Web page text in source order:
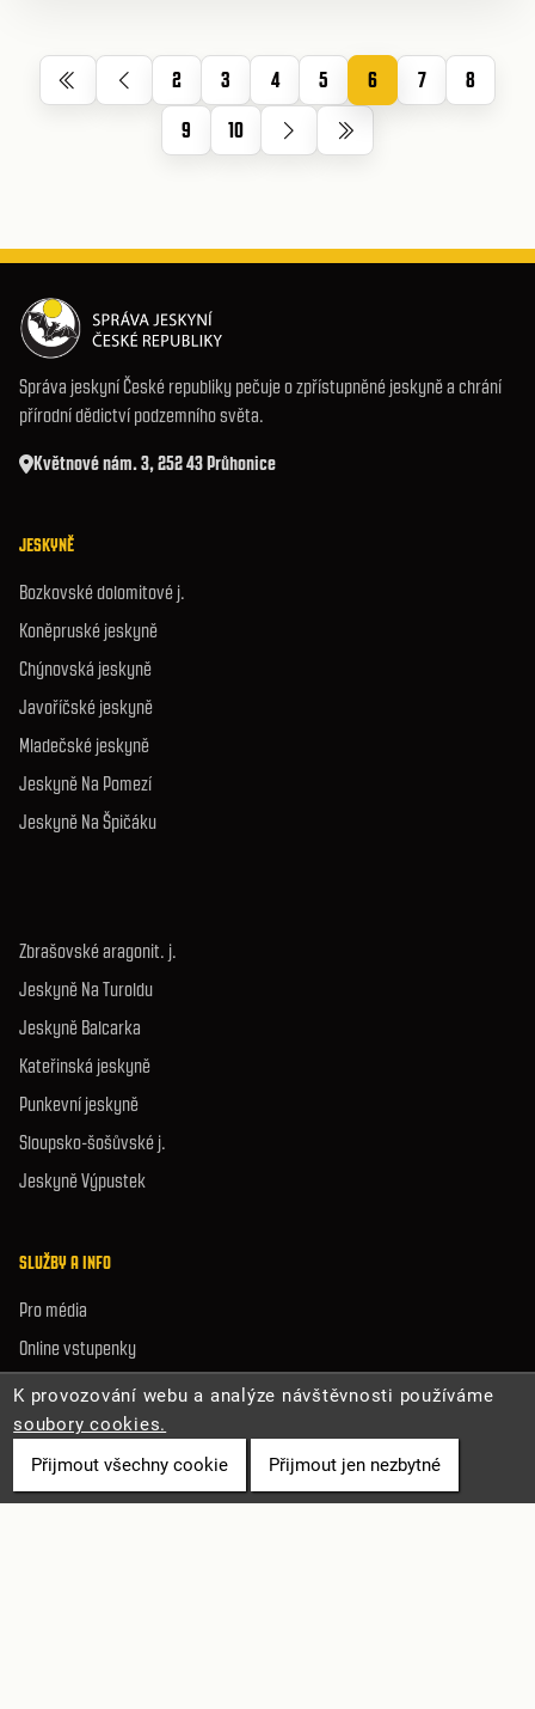
2 3 4 5 6 7
8
9
10
Správa jeskyní České republiky pečuje o zpřístupněné jeskyně a chrání
přírodní dědictví podzemního světa.
Květnové nám. 3, 252 43 Průhonice
JESKYNĚ
Bozkovské dolomitové j.
Koněpruské jeskyně
Chýnovská jeskyně
Javoříčské jeskyně
Mladečské jeskyně
Jeskyně Na Pomezí
Jeskyně Na Špičáku
Zbrašovské aragonit. j.
Jeskyně Na Turoldu
Jeskyně Balcarka
Kateřinská jeskyně
Punkevní jeskyně
Sloupsko-šošůvské j.
Jeskyně Výpustek
SLUŽBY A INFO
Pro média
Online vstupenky
Volná místa
Mapa stránek
Prohlášení o přístupnosti
Ochrana osobních údajů
K provozování webu a analýze návštěvnosti používáme
soubory cookies.
Přijmout všechny cookie
Přijmout jen nezbytné